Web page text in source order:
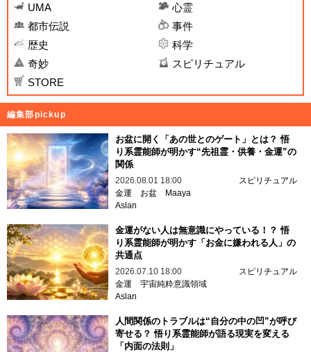
UMA
心霊
都市伝説
事件
歴史
科学
奇妙
スピリチュアル
STORE
編集部pickup
お盆に開く「あの世とのゲート」とは？ 悟
り系霊能師が明かす“先祖霊・供養・金運”の
関係
2026.08.01 18:00
スピリチュアル
金運
お盆
Maaya
Aslan
金運がない人は無意識にやっている！？ 悟
り系霊能師が明かす「お金に嫌われる人」の
共通点
2026.07.10 18:00
スピリチュアル
金運 宇宙純粋意識領域
Aslan
人間関係のトラブルは“自分の中の凹”が呼び
寄せる？ 悟り系霊能師が語る現実を変える
「内面の法則」